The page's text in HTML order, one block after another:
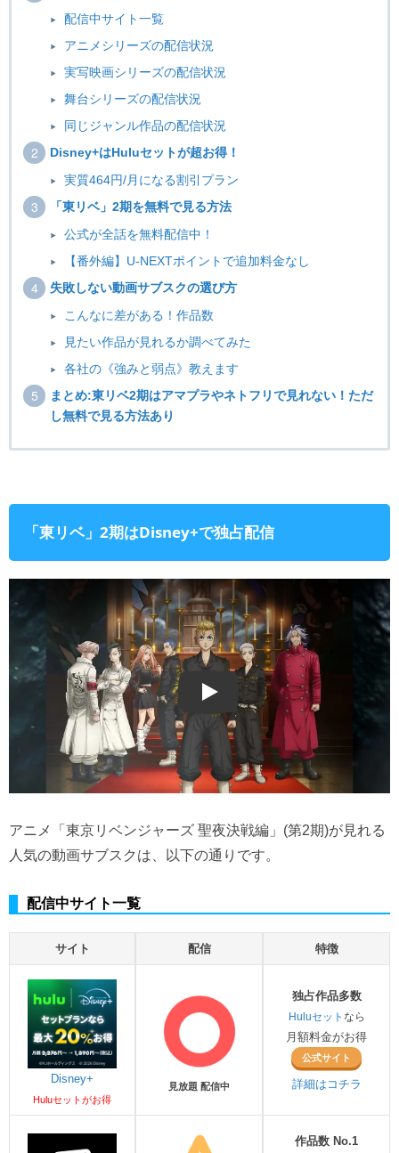
配信中サイト一覧
アニメシリーズの配信状況
実写映画シリーズの配信状況
舞台シリーズの配信状況
同じジャンル作品の配信状況
Disney+はHuluセットが超お得！
実質464円/月になる割引プラン
「東リベ」2期を無料で見る方法
公式が全話を無料配信中！
【番外編】U-NEXTポイントで追加料金なし
失敗しない動画サブスクの選び方
こんなに差がある！作品数
見たい作品が見れるか調べてみた
各社の《強みと弱点》教えます
まとめ:東リベ2期はアマプラやネトフリで見れない！ただ
し無料で見る方法あり
「東リベ」2期はDisney+で独占配信
アニメ「東京リベンジャーズ 聖夜決戦編」(第2期)が見れる
人気の動画サブスクは、以下の通りです。
配信中サイト一覧
サイト 配信 特徴
Disney+
Huluセットがお得
見放題 配信中
独占作品多数
Huluセット なら
月額料金がお得
公式サイト
詳細はコチラ
作品数 No.1